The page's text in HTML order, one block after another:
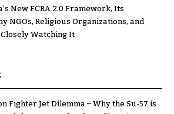
New FCRA 2.0 Framework, Its
NGOs, Religious Organizations, and
Watching It
Fighter Jet Dilemma – Why the Su-57 is